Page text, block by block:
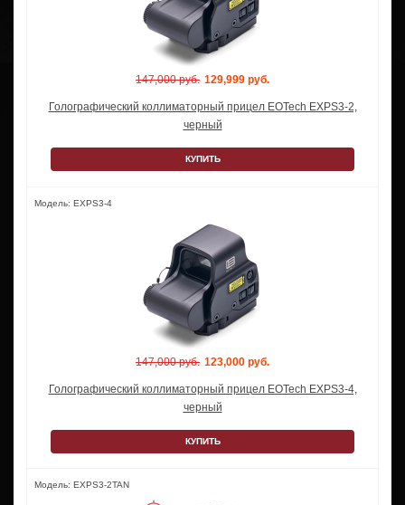
147,000 руб. 129,999 руб.
Голографический коллиматорный прицел EOTech EXPS3-2,
черный
КУПИТЬ
Модель: EXPS3-4
147,000 руб. 123,000 руб.
Голографический коллиматорный прицел EOTech EXPS3-4,
черный
КУПИТЬ
Модель: EXPS3-2TAN